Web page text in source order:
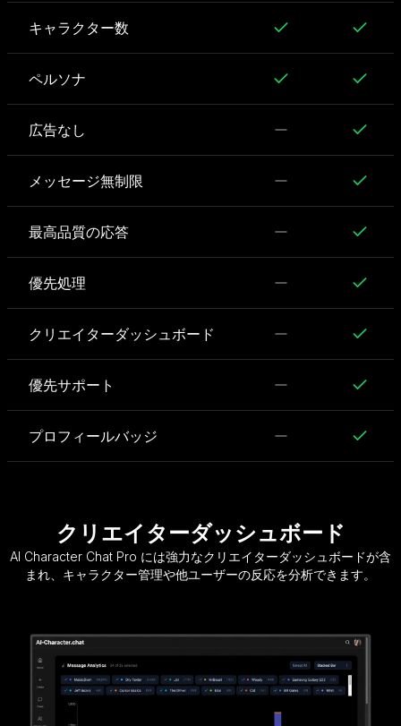
キャラクター数
ペルソナ
広告なし
メッセージ無制限
最高品質の応答
優先処理
クリエイターダッシュボード
優先サポート
プロフィールバッジ
クリエイターダッシュボード
AI Character Chat Pro には強力なクリエイターダッシュボードが含
まれ、キャラクター管理や他ユーザーの反応を分析できます。